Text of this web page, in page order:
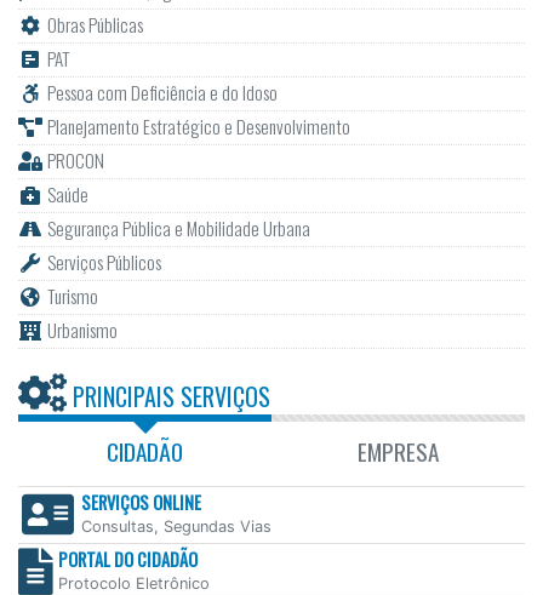
Obras Públicas
PAT
Pessoa com Deficiência e do Idoso
Planejamento Estratégico e Desenvolvimento
PROCON
Saúde
Segurança Pública e Mobilidade Urbana
Serviços Públicos
Turismo
Urbanismo
PRINCIPAIS SERVIÇOS
CIDADÃO EMPRESA
SERVIÇOS ONLINE
Consultas, Segundas Vias
PORTAL DO CIDADÃO
Protocolo Eletrônico